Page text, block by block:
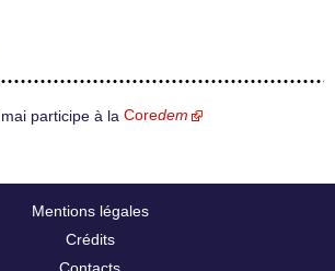
mai participe à la Coredem
Mentions légales
Crédits
Contacts